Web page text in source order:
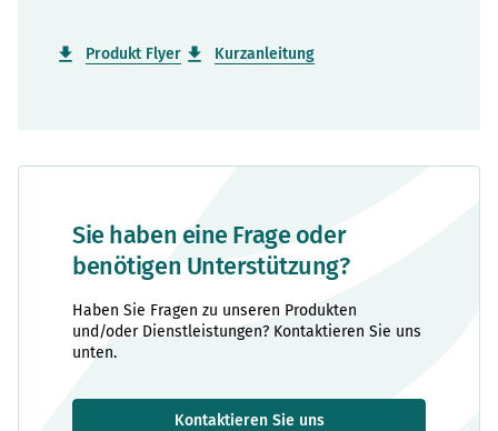
Sie haben eine Frage oder
benötigen Unterstützung?
Haben Sie Fragen zu unseren Produkten
und/oder Dienstleistungen? Kontaktieren Sie uns
unten.
Kontaktieren Sie uns
Produkt Flyer Kurzanleitung